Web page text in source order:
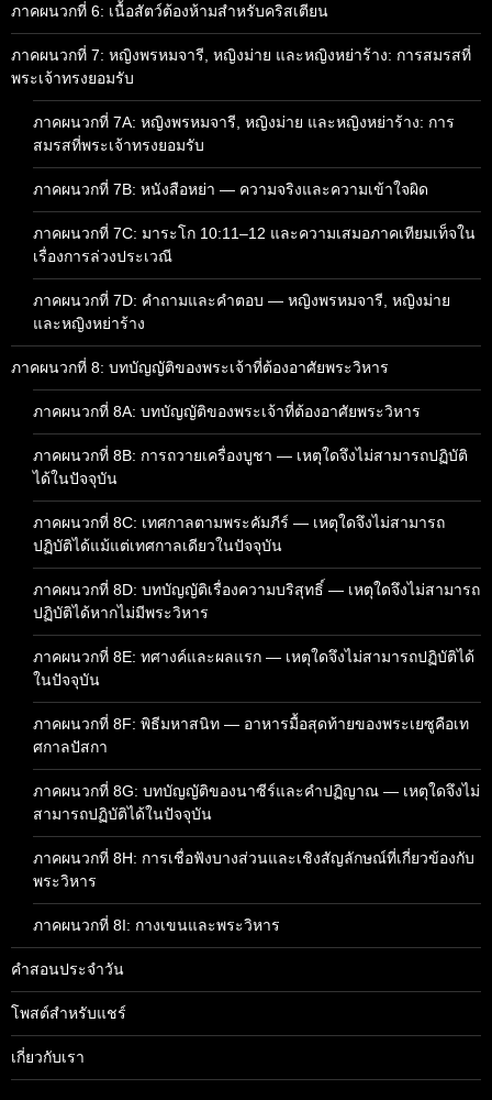
ภาคผนวกที่ 6: เนื้อสัตว์ต้องห้ามสำหรับคริสเตียน
ภาคผนวกที่ 7: หญิงพรหมจารี, หญิงม่าย และหญิงหย่าร้าง: การสมรสที่
พระเจ้าทรงยอมรับ
ภาคผนวกที่ 7A: หญิงพรหมจารี, หญิงม่าย และหญิงหย่าร้าง: การ
สมรสที่พระเจ้าทรงยอมรับ
ภาคผนวกที่ 7B: หนังสือหย่า — ความจริงและความเข้าใจผิด
ภาคผนวกที่ 7C: มาระโก 10:11–12 และความเสมอภาคเทียมเท็จใน
เรื่องการล่วงประเวณี
ภาคผนวกที่ 7D: คำถามและคำตอบ — หญิงพรหมจารี, หญิงม่าย
และหญิงหย่าร้าง
ภาคผนวกที่ 8: บทบัญญัติของพระเจ้าที่ต้องอาศัยพระวิหาร
ภาคผนวกที่ 8A: บทบัญญัติของพระเจ้าที่ต้องอาศัยพระวิหาร
ภาคผนวกที่ 8B: การถวายเครื่องบูชา — เหตุใดจึงไม่สามารถปฏิบัติ
ได้ในปัจจุบัน
ภาคผนวกที่ 8C: เทศกาลตามพระคัมภีร์ — เหตุใดจึงไม่สามารถ
ปฏิบัติได้แม้แต่เทศกาลเดียวในปัจจุบัน
ภาคผนวกที่ 8D: บทบัญญัติเรื่องความบริสุทธิ์ — เหตุใดจึงไม่สามารถ
ปฏิบัติได้หากไม่มีพระวิหาร
ภาคผนวกที่ 8E: ทศางค์และผลแรก — เหตุใดจึงไม่สามารถปฏิบัติได้
ในปัจจุบัน
ภาคผนวกที่ 8F: พิธีมหาสนิท — อาหารมื้อสุดท้ายของพระเยซูคือเท
ศกาลปัสกา
ภาคผนวกที่ 8G: บทบัญญัติของนาซีร์และคำปฏิญาณ — เหตุใดจึงไม่
สามารถปฏิบัติได้ในปัจจุบัน
ภาคผนวกที่ 8H: การเชื่อฟังบางส่วนและเชิงสัญลักษณ์ที่เกี่ยวข้องกับ
พระวิหาร
ภาคผนวกที่ 8I: กางเขนและพระวิหาร
คำสอนประจำวัน
โพสต์สำหรับแชร์
เกี่ยวกับเรา